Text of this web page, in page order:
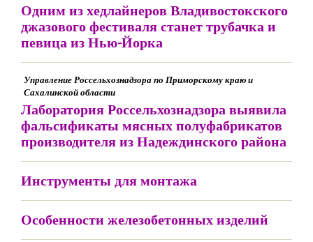
Одним из хедлайнеров Владивостокского
джазового фестиваля станет трубачка и
певица из Нью-Йорка
Управление Россельхознадзора по Приморскому краю и
Сахалинской области
Лаборатория Россельхознадзора выявила
фальсификаты мясных полуфабрикатов
производителя из Надеждинского района
Инструменты для монтажа
Особенности железобетонных изделий